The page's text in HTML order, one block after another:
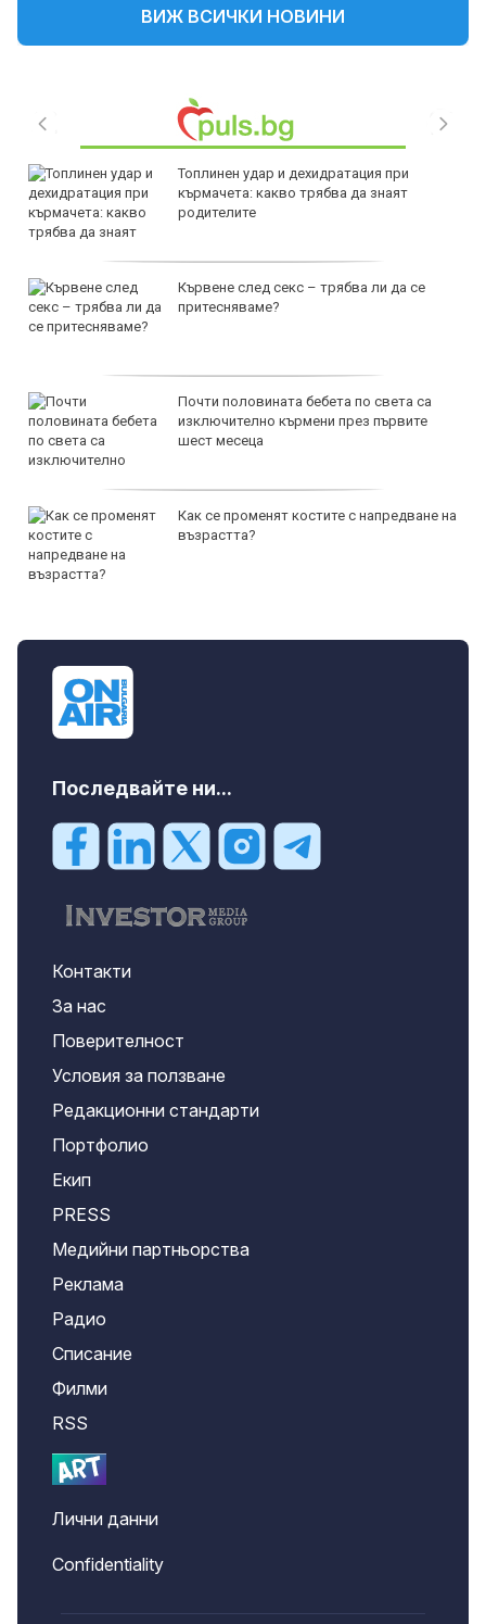
ВИЖ ВСИЧКИ НОВИНИ
Топлинен удар и дехидратация при
кърмачета: какво трябва да знаят
родителите
Кървене след секс – трябва ли да се
притесняваме?
Почти половината бебета по света са
изключително кърмени през първите
шест месеца
Как се променят костите с напредване на
възрастта?
Последвайте ни...
Контакти
За нас
Поверителност
Условия за ползване
Редакционни стандарти
Портфолио
Екип
PRESS
Медийни партньорства
Реклама
Радио
Списание
Филми
RSS
Лични данни
Confidentiality